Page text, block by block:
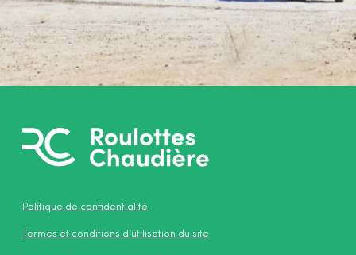
Politique de confidentialité
Termes et conditions d’utilisation du site